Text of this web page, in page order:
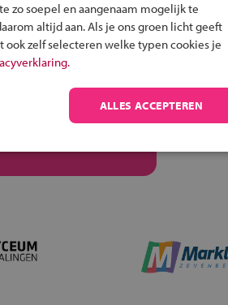
aan te melden bij
zo soepel en aangenaam mogelijk te
altijd aan. Als je ons groen licht geeft
ook zelf selecteren welke typen cookies je
ALLES ACCEPTEREN